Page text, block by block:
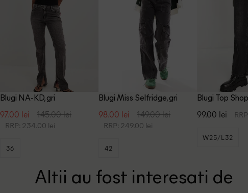
Blugi NA-KD, gri
97.00 lei 145.00 lei
RRP: 234.00 lei
36
Blugi Miss Selfridge, gri
98.00 lei 149.00 lei
RRP: 249.00 lei
42
Blugi Top
99.00 lei
W25/L32
Altii au fost interesati de